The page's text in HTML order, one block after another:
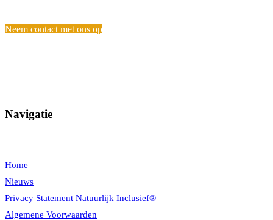
Neem contact met ons op
Navigatie
Home
Nieuws
Privacy Statement Natuurlijk Inclusief®
Algemene Voorwaarden